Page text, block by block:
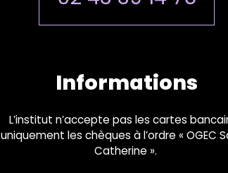
Informations
L’institut n’accepte pas les cartes
uniquement les chèques à l’ordre « OGEC
Catherine ».